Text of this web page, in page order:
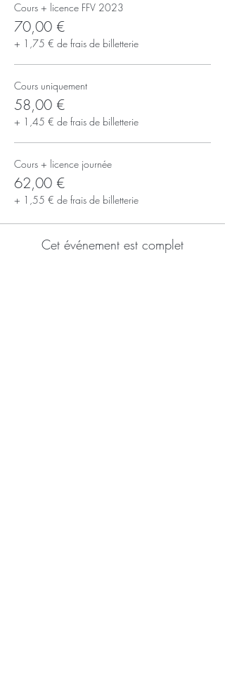
Cours + licence FFV 2023
70,00 €
+ 1,75 € de frais de billetterie
Cours uniquement
58,00 €
+ 1,45 € de frais de billetterie
Cours + licence journée
62,00 €
+ 1,55 € de frais de billetterie
Cet événement est complet